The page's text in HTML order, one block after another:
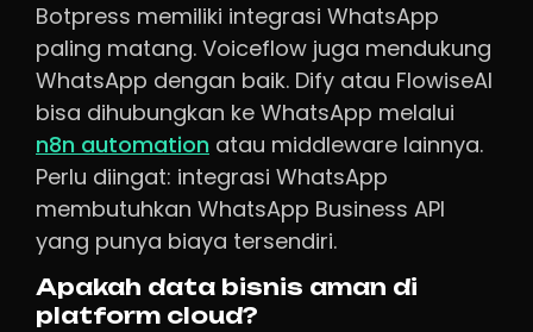
Botpress memiliki integrasi WhatsApp
paling matang. Voiceflow juga mendukung
WhatsApp dengan baik. Dify atau FlowiseAI
bisa dihubungkan ke WhatsApp melalui
n8n automation atau middleware lainnya.
Perlu diingat: integrasi WhatsApp
membutuhkan WhatsApp Business API
yang punya biaya tersendiri.
Apakah data bisnis aman di
platform cloud?